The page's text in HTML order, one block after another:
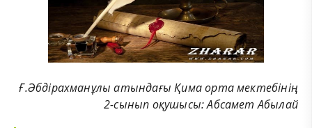
Ғ.Әбдірахманұлы атындағы Қима орта мектебінің
2-сынып оқушысы: Абсамет Абылай